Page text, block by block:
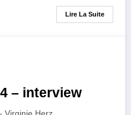
Lire La Suite
– interview